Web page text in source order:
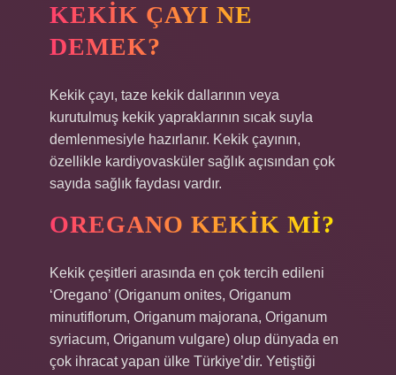
KEKIK ÇAYI NE
DEMEK?
Kekik çayı, taze kekik dallarının veya
kurutulmuş kekik yapraklarının sıcak suyla
demlenmesiyle hazırlanır. Kekik çayının,
özellikle kardiyovasküler sağlık açısından çok
sayıda sağlık faydası vardır.
OREGANO KEKIK MI?
Kekik çeşitleri arasında en çok tercih edileni
‘Oregano’ (Origanum onites, Origanum
minutiflorum, Origanum majorana, Origanum
syriacum, Origanum vulgare) olup dünyada en
çok ihracat yapan ülke Türkiye’dir. Yetiştiği